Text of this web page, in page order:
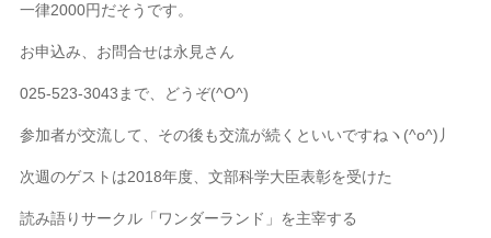
一律2000円だそうです。
お申込み、お問合せは永見さん
025-523-3043まで、どうぞ(^O^)
参加者が交流して、その後も交流が続くといいですねヽ(^o^)丿
次週のゲストは2018年度、文部科学大臣表彰を受けた
読み語りサークル「ワンダーランド」を主宰する